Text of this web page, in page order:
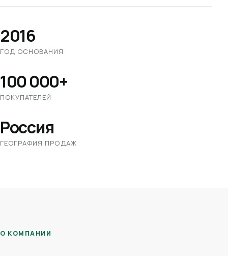
2016
ГОД ОСНОВАНИЯ
100 000+
ПОКУПАТЕЛЕЙ
Россия
ГЕОГРАФИЯ ПРОДАЖ
О КОМПАНИИ